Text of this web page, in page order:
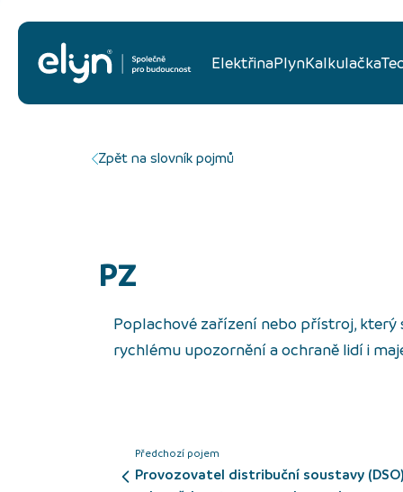
ElektřinaPlynKalkulačka
Zpět na slovník pojmů
PZ
Poplachové zařízení nebo přístroj, který
rychlému upozornění a ochraně lidí i
Předchozí pojem
Provozovatel distribuční soustavy (DSO):